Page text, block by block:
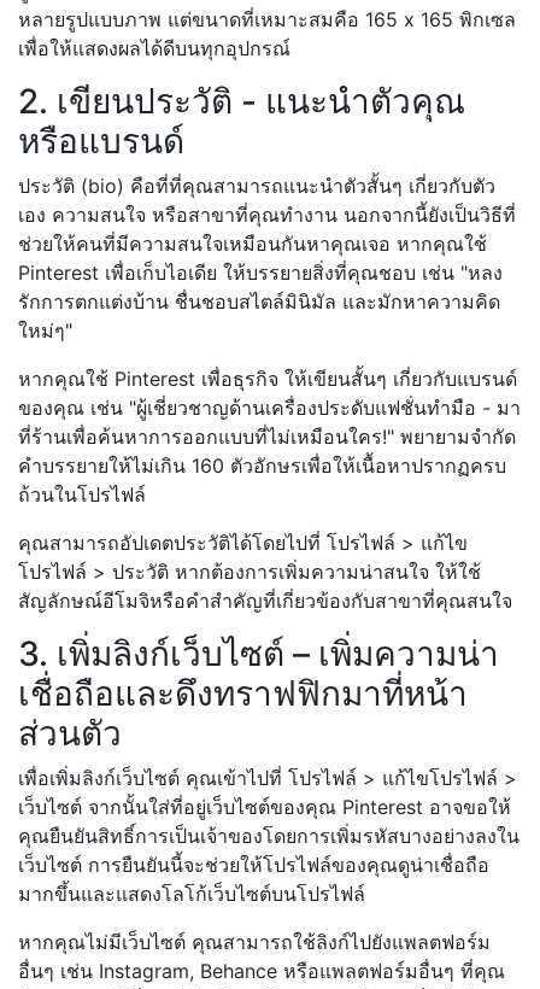
หลายรูปแบบภาพ แต่ขนาดที่เหมาะสมคือ 165 x 165 พิกเซล
เพื่อให้แสดงผลได้ดีบนทุกอุปกรณ์
2. เขียนประวัติ - แนะนำตัวคุณ
หรือแบรนด์
ประวัติ (bio) คือที่ที่คุณสามารถแนะนำตัวสั้นๆ เกี่ยวกับตัว
เอง ความสนใจ หรือสาขาที่คุณทำงาน นอกจากนี้ยังเป็นวิธีที่
ช่วยให้คนที่มีความสนใจเหมือนกันหาคุณเจอ หากคุณใช้
Pinterest เพื่อเก็บไอเดีย ให้บรรยายสิ่งที่คุณชอบ เช่น "หลง
รักการตกแต่งบ้าน ชื่นชอบสไตล์มินิมัล และมักหาความคิด
ใหม่ๆ"
หากคุณใช้ Pinterest เพื่อธุรกิจ ให้เขียนสั้นๆ เกี่ยวกับแบรนด์
ของคุณ เช่น "ผู้เชี่ยวชาญด้านเครื่องประดับแฟชั่นทำมือ - มา
ที่ร้านเพื่อค้นหาการออกแบบที่ไม่เหมือนใคร!" พยายามจำกัด
คำบรรยายให้ไม่เกิน 160 ตัวอักษรเพื่อให้เนื้อหาปรากฏครบ
ถ้วนในโปรไฟล์
คุณสามารถอัปเดตประวัติได้โดยไปที่ โปรไฟล์ > แก้ไข
โปรไฟล์ > ประวัติ หากต้องการเพิ่มความน่าสนใจ ให้ใช้
สัญลักษณ์อีโมจิหรือคำสำคัญที่เกี่ยวข้องกับสาขาที่คุณสนใจ
3. เพิ่มลิงก์เว็บไซต์ – เพิ่มความน่า
เชื่อถือและดึงทราฟฟิกมาที่หน้า
ส่วนตัว
เพื่อเพิ่มลิงก์เว็บไซต์ คุณเข้าไปที่ โปรไฟล์ > แก้ไขโปรไฟล์ >
เว็บไซต์ จากนั้นใส่ที่อยู่เว็บไซต์ของคุณ Pinterest อาจขอให้
คุณยืนยันสิทธิ์การเป็นเจ้าของโดยการเพิ่มรหัสบางอย่างลงใน
เว็บไซต์ การยืนยันนี้จะช่วยให้โปรไฟล์ของคุณดูน่าเชื่อถือ
มากขึ้นและแสดงโลโก้เว็บไซต์บนโปรไฟล์
หากคุณไม่มีเว็บไซต์ คุณสามารถใช้ลิงก์ไปยังแพลตฟอร์ม
อื่นๆ เช่น Instagram, Behance หรือแพลตฟอร์มอื่นๆ ที่คุณ